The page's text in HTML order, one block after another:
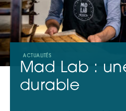
ACTUALITÉS
Mad Lab :
durable